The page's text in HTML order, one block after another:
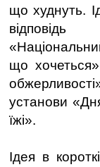
що худнуть.
відповідь
що
установи
їжі».
Ідея в